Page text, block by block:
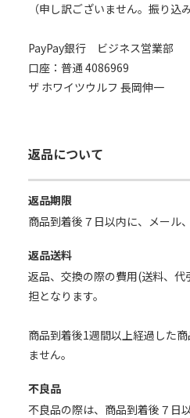
（申し訳ございません。振り込
PayPay銀行 ビジネス営業部
口座：普通 4086969
ザ ホワイツウルフ 長岡伸一
返品について
返品期限
商品到着後７日以内に、メール
返品送料
返品、交換の際の費用(送料、
担となります。
商品到着後1週間以上経過した
ません。
不良品
不良品の際は、商品到着後７日